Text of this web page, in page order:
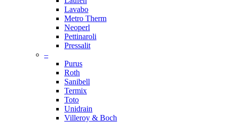
Lavabo
Metro Therm
Neoperl
Pettinaroli
Pressalit
–
Purus
Roth
Sanibell
Termix
Toto
Unidrain
Villeroy & Boch